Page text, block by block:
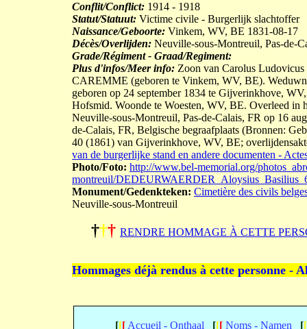
Conflit/Conflict: 1914 - 1918
Statut/Statuut: Victime civile - Burgerlijk slachtoffer
Naissance/Geboorte: Vinkem, WV, BE 1831-08-17
Décès/Overlijden: Neuville-sous-Montreuil, Pas-de-
Grade/Régiment - Graad/Regiment:
Plus d'infos/Meer info: Zoon van Carolus
CAREMME (geboren te Vinkem, WV, BE).
geboren op 24 september 1834 te Gijverinkhove,
Hofsmid. Woonde te Woesten, WV, BE. Overleed in
Neuville-sous-Montreuil, Pas-de-Calais, FR op 16
de-Calais, FR, Belgische begraafplaats (Bronnen:
40 (1861) van Gijverinkhove, WV, BE;
van de burgerlijke stand en andere documenten -
Photo/Foto: http://www.bel-memorial.org/
montreuil/
Monument/Gedenkteken: Cimetière des civils
Neuville-sous-Montreuil
††† RENDRE HOMMAGE À CETTE
Hommages déjà rendus à cette personne -
[[[ Accueil - Onthaal [[[ Noms - Namen [[